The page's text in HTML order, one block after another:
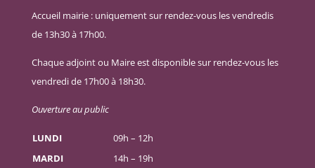
Accueil mairie : uniquement sur rendez-vous les vendredis
de 13h30 à 17h00.
Chaque adjoint ou Maire est disponible sur rendez-vous les
vendredi de 17h00 à 18h30.
Ouverture au public
LUNDI
09h – 12h
MARDI
14h – 19h